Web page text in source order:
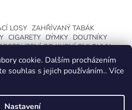
cookie. Dalším procházením
souhlas s jejich používáním.. Více
Nastavení
LOSY ZAHŘÍVANÝ TABÁK
CIGARETY DÝMKY
DOUTNÍKY
OD KUPNÍ SMLOUVY